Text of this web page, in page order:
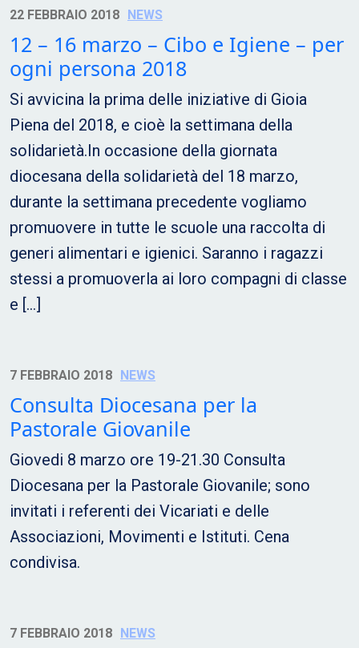
22 FEBBRAIO 2018 NEWS
12 – 16 marzo – Cibo e Igiene – per
ogni persona 2018
Si avvicina la prima delle iniziative di Gioia
Piena del 2018, e cioè la settimana della
solidarietà.In occasione della giornata
diocesana della solidarietà del 18 marzo,
durante la settimana precedente vogliamo
promuovere in tutte le scuole una raccolta di
generi alimentari e igienici. Saranno i ragazzi
stessi a promuoverla ai loro compagni di classe
e […]
7 FEBBRAIO 2018 NEWS
Consulta Diocesana per la
Pastorale Giovanile
Giovedi 8 marzo ore 19-21.30 Consulta
Diocesana per la Pastorale Giovanile; sono
invitati i referenti dei Vicariati e delle
Associazioni, Movimenti e Istituti. Cena
condivisa.
7 FEBBRAIO 2018 NEWS